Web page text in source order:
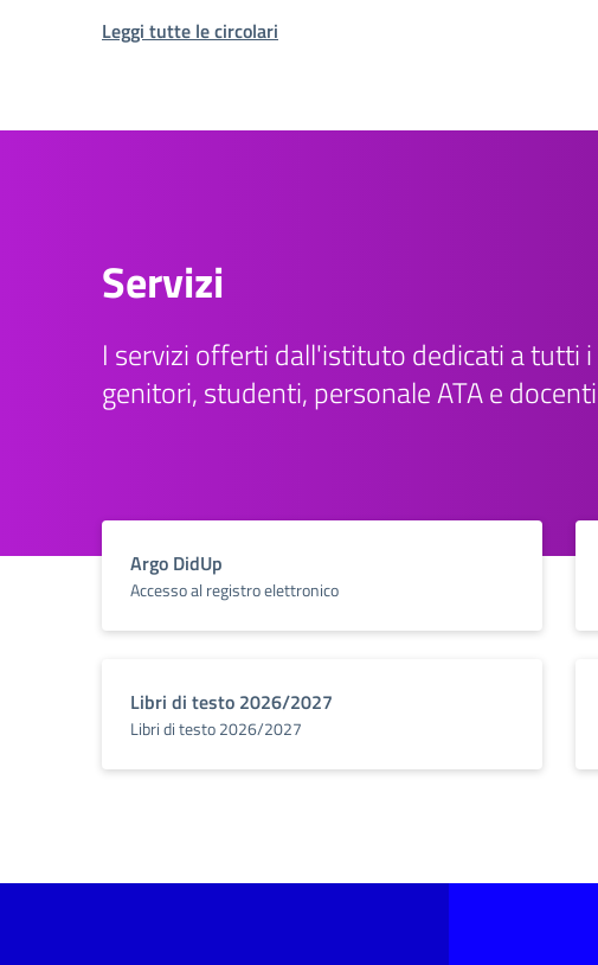
Leggi tutte le circolari
Servizi
I servizi offerti dall'istituto dedicati a tutti i
genitori, studenti, personale ATA e docenti
Argo DidUp
Accesso al registro elettronico
Libri di testo 2026/2027
Libri di testo 2026/2027